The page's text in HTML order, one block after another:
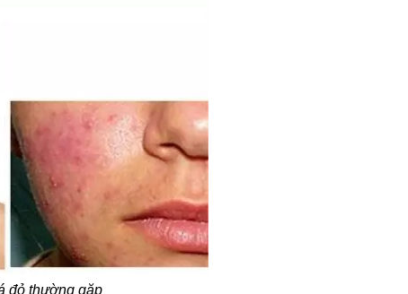
đỏ thường gặp